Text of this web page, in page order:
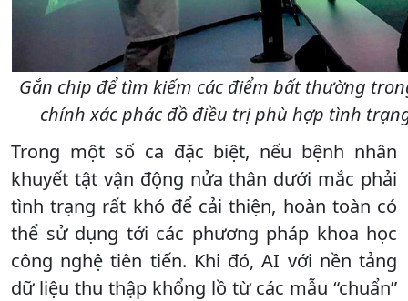
Gắn chip để tìm kiếm các điểm bất thường
chính xác phác đồ điều trị phù hợp tình
Trong một số ca đặc biệt, nếu bệnh nhân
khuyết tật vận động nửa thân dưới mắc phải
tình trạng rất khó để cải thiện, hoàn toàn có
thể sử dụng tới các phương pháp khoa học
công nghệ tiên tiến. Khi đó, AI với nền tảng
dữ liệu thu thập khổng lồ từ các mẫu “chuẩn”